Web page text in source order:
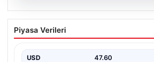
Mohamed Salah daha maça
Victor Osimhen’i solladı!
Piyasa Verileri
USD 47.60